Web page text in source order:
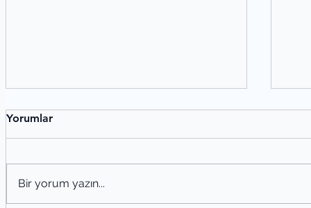
Alaeddin Özdenören
Yorumlar
Bir yorum yazın...